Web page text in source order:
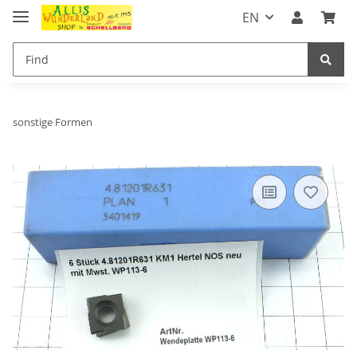
EN
sonstige Formen